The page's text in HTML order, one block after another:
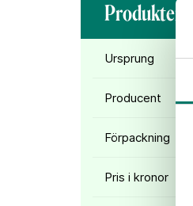
Produkter (
Ursprung
Producent
Förpackning
Pris i kronor